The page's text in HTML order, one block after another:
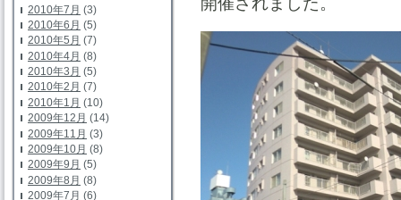
2010年7月 (3)
2010年6月 (5)
2010年5月 (7)
2010年4月 (8)
2010年3月 (5)
2010年2月 (7)
2010年1月 (10)
2009年12月 (14)
2009年11月 (3)
2009年10月 (8)
2009年9月 (5)
2009年8月 (8)
2009年7月 (6)